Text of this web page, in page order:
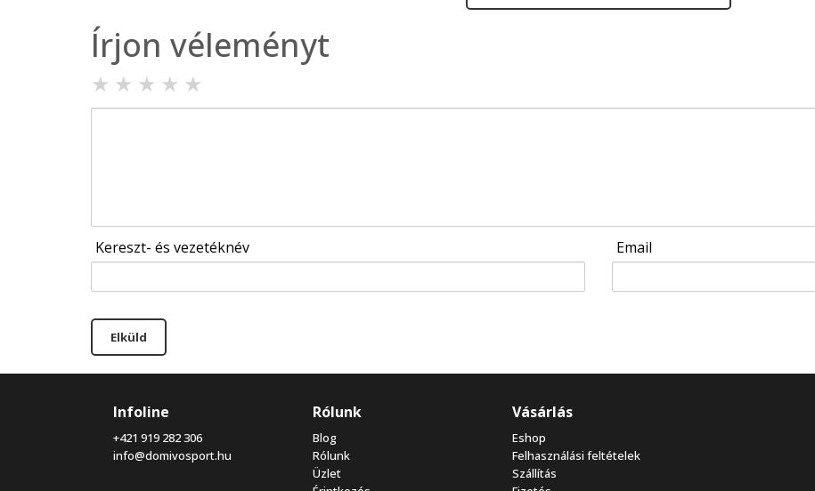
Írjon véleményt
★ ★ ★ ★ ★
Kereszt- és vezetéknév Email
Elküld
Infoline
+421 919 282 306
info@domivosport.hu
Rólunk
Blog
Rólunk
Üzlet
Vásárlás
Eshop
Felhasználási feltételek
Szállítás